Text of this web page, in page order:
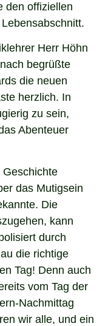
den offiziellen
Herr Höhn
begrüßte
die neuen
herzlich. In
zu sein,
Abenteuer
Geschichte
das Mutigsein
Die
kann
durch
die richtige
Tag! Denn auch
vom Tag der
Nachmittag
wir alle, und ein